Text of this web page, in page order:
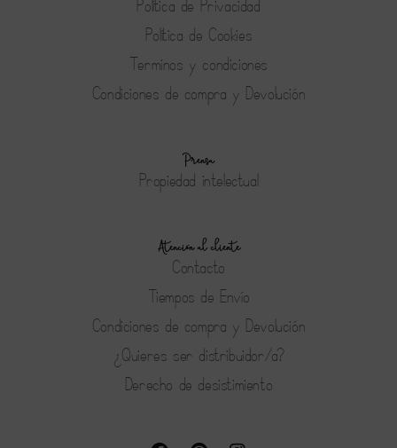
Política de Privacidad
Política de Cookies
Terminos y condiciones
Condiciones de compra y Devolución
Prensa
Propiedad intelectual
Atención al cliente
Contacto
Tiempos de Envío
Condiciones de compra y Devolución
¿Quieres ser distribuidor/a?
Derecho de desistimiento